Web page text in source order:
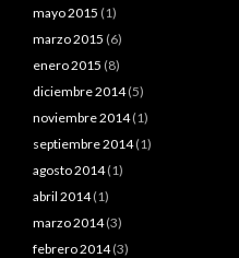
mayo 2015 (1)
marzo 2015 (6)
enero 2015 (8)
diciembre 2014(5)
noviembre 2014(1)
septiembre 2014(1)
agosto 2014(1)
abril 2014(1)
marzo 2014(3)
febrero 2014(3)